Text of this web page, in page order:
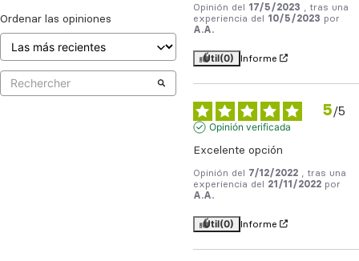
Ordenar las opiniones
Opinión del 17/5/2023
, tras una
experiencia del 10/5/2023 por
A.A.
Útil(0) Informe
5/5
Opinión verificada
Excelente opción
Opinión del 7/12/2022
, tras una
experiencia del 21/11/2022 por
A.A.
Útil(0) Informe